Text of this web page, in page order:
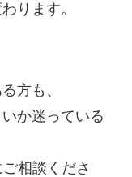
ります。
方も、
か迷っている
相談くださ